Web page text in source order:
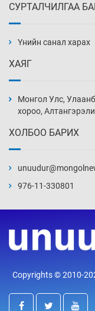
8
9
10
10
СУРТАЛЧИЛГАА
Үнийн санал харах
ХАЯГ
Монгол Улс,
хороо,
ХОЛБОО БАРИХ
976-11-330801
Copyrights © 2010-